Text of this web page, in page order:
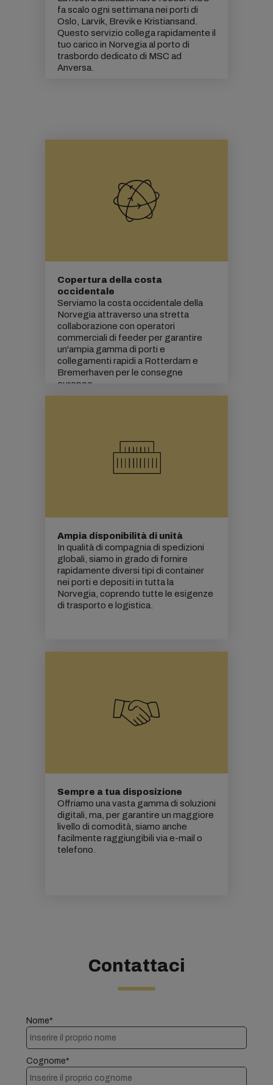
fa scalo ogni settimana nei porti di
Oslo, Larvik, Brevik e Kristiansand.
Questo servizio collega rapidamente il
tuo carico in Norvegia al porto di
trasbordo dedicato di MSC ad
Anversa.
Copertura della costa
occidentale
Serviamo la costa occidentale della
Norvegia attraverso una stretta
collaborazione con operatori
commerciali di feeder per garantire
un'ampia gamma di porti e
collegamenti rapidi a Rotterdam e
Bremerhaven per le consegne
europee.
Ampia disponibilità di unità
In qualità di compagnia di spedizioni
globali, siamo in grado di fornire
rapidamente diversi tipi di container
nei porti e depositi in tutta la
Norvegia, coprendo tutte le esigenze
di trasporto e logistica.
Sempre a tua disposizione
Offriamo una vasta gamma di soluzioni
digitali, ma, per garantire un maggiore
livello di comodità, siamo anche
facilmente raggiungibili via e-mail o
telefono.
Contattaci
Nome*
Cognome*